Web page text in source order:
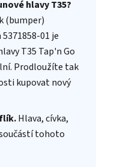
hlavy T35?
(bumper)
01 je
T35 Tap'n Go
Prodloužíte tak
kupovat nový
Hlava, cívka,
tohoto